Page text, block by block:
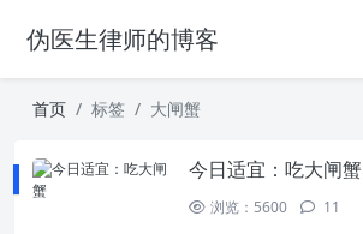
伪医生律师的博客
首页 标签 大闸蟹
今日适宜：吃大闸蟹
浏览：5600 11